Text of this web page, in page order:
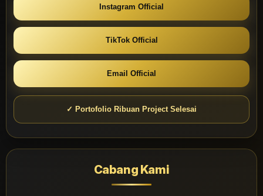
Instagram Official
TikTok Official
Email Official
✓ Portofolio Ribuan Project Selesai
Cabang Kami